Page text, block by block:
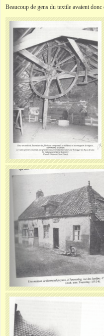
Beaucoup de gens du textile avaient donc